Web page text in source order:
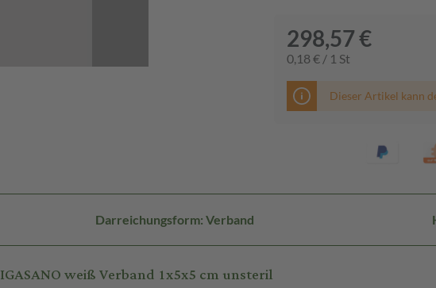
298,57 €
0,18 € / 1 St
Dieser Artikel kann
Darreichungsform: Verband
weiß Verband 1x5x5 cm unsteril